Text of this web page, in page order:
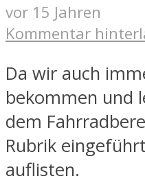
vor 15 Jahren
Kommentar
Da wir auch
bekommen und
dem
Rubrik
auflisten.